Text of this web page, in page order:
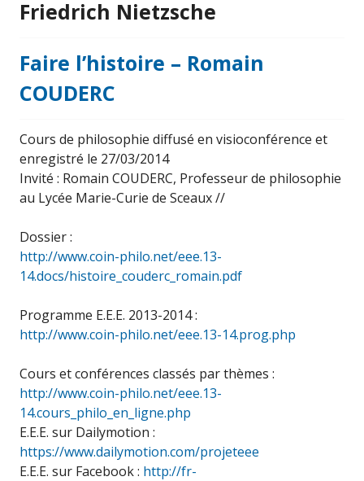
Friedrich Nietzsche
Faire l’histoire – Romain
COUDERC
Cours de philosophie diffusé en visioconférence et
enregistré le 27/03/2014
Invité : Romain COUDERC, Professeur de philosophie
au Lycée Marie-Curie de Sceaux //
Dossier :
http://www.coin-philo.net/eee.13-
14.docs/histoire_couderc_romain.pdf
Programme E.E.E. 2013-2014 :
http://www.coin-philo.net/eee.13-14.prog.php
Cours et conférences classés par thèmes :
http://www.coin-philo.net/eee.13-
14.cours_philo_en_ligne.php
E.E.E. sur Dailymotion :
https://www.dailymotion.com/projeteee
E.E.E. sur Facebook : http://fr-